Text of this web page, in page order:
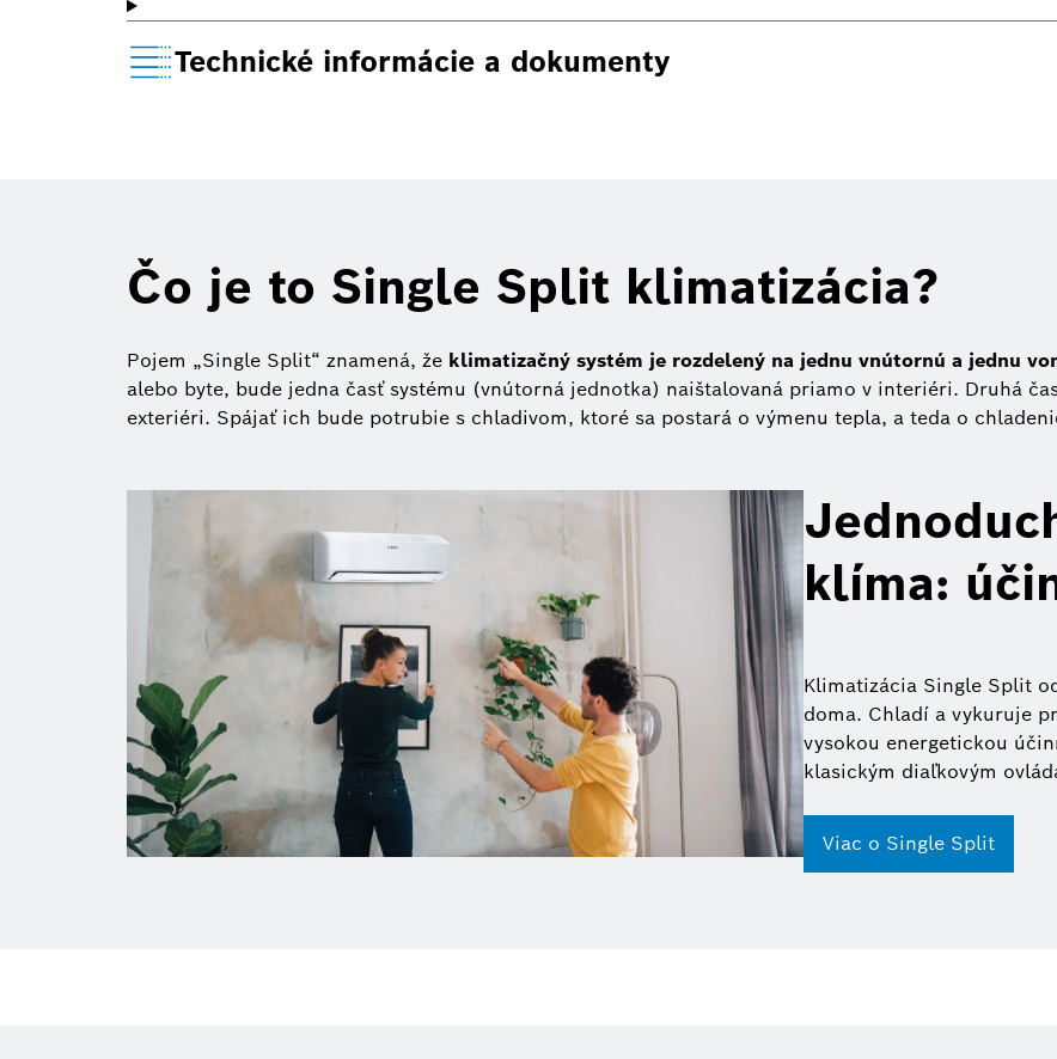
Technické informácie a dokumenty
Čo je to Single Split klimatizácia?
Pojem „Single Split“ znamená, že klimatizačný systém je rozdelený na jednu vnútornú a jednu
alebo byte, bude jedna časť systému (vnútorná jednotka) naištalovaná priamo v interiéri. Druhá
exteriéri. Spájať ich bude potrubie s chladivom, ktoré sa postará o výmenu tepla, a teda o
klíma:
Klimatizácia Single Split
doma. Chladí a vykuruje
vysokou energetickou
klasickým diaľkovým
Viac o Single Split